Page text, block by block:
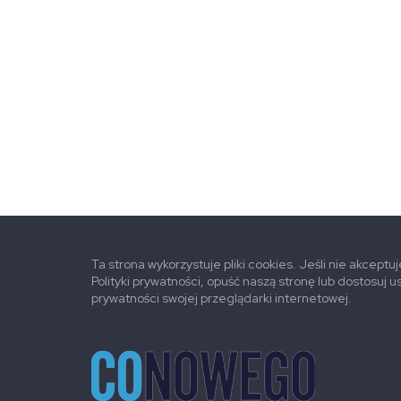
Ta strona wykorzystuje pliki cookies. Jeśli nie
Polityki prywatności, opuść naszą stronę lub dostosuj
prywatności swojej przeglądarki internetowej.